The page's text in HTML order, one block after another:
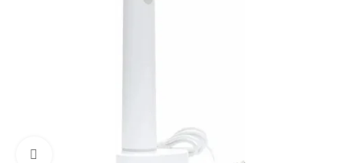
Click to enlarge